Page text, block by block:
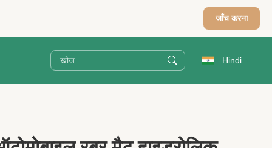
जाँच करना
Hindi